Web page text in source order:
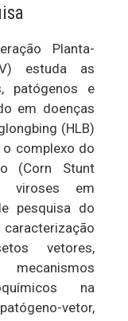
Planta-
estuda as
patógenos e
em doenças
(HLB)
complexo do
(Corn Stunt
viroses em
pesquisa do
vetores,
na
vetor,